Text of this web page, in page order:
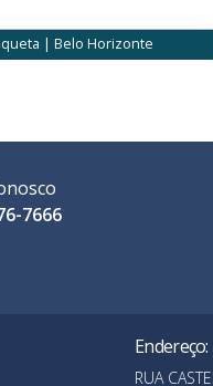
| Belo Horizonte
7666
Endereço:
RUA